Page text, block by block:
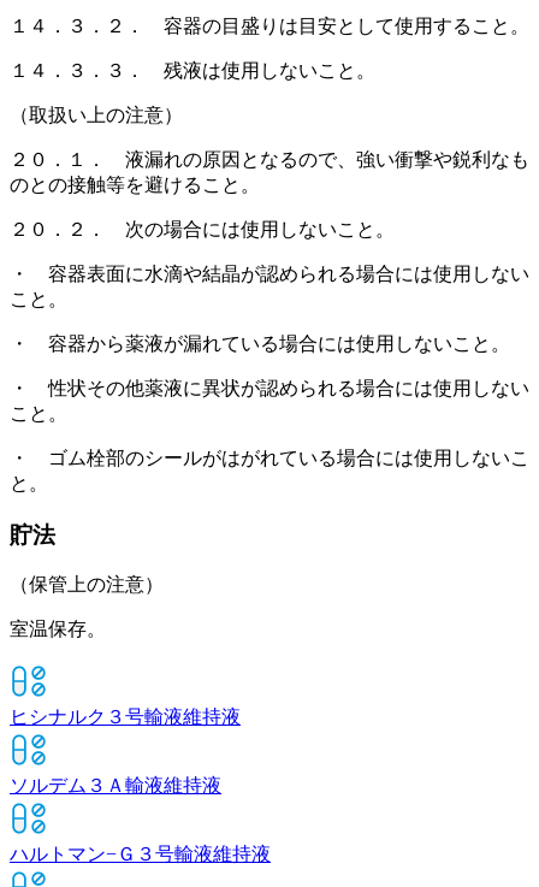
１４．３．２． 容器の目盛りは目安として使用すること。
１４．３．３． 残液は使用しないこと。
（取扱い上の注意）
２０．１． 液漏れの原因となるので、強い衝撃や鋭利なも
のとの接触等を避けること。
２０．２． 次の場合には使用しないこと。
・ 容器表面に水滴や結晶が認められる場合には使用しない
こと。
・ 容器から薬液が漏れている場合には使用しないこと。
・ 性状その他薬液に異状が認められる場合には使用しない
こと。
・ ゴム栓部のシールがはがれている場合には使用しないこ
と。
貯法
（保管上の注意）
室温保存。
ヒシナルク３号輸液維持液
ソルデム３Ａ輸液維持液
ハルトマン−Ｇ３号輸液維持液